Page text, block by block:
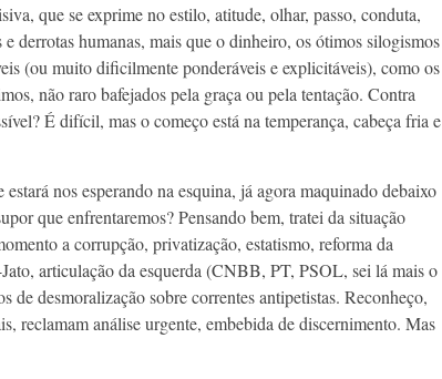
que se exprime no estilo, atitude, olhar, passo, conduta,
derrotas humanas, mais que o dinheiro, os ótimos silogismos
(ou muito dificilmente ponderáveis e explicitáveis), como os
não raro bafejados pela graça ou pela tentação. Contra
É difícil, mas o começo está na temperança, cabeça fria e
nos esperando na esquina, já agora maquinado debaixo
que enfrentaremos? Pensando bem, tratei da situação
a corrupção, privatização, estatismo, reforma da
articulação da esquerda (CNBB, PT, PSOL, sei lá mais o
de desmoralização sobre correntes antipetistas. Reconheço,
reclamam análise urgente, embebida de discernimento. Mas